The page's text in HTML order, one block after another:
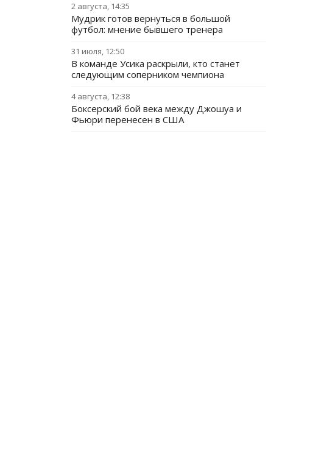
2 августа, 14:35
Мудрик готов вернуться в большой
футбол: мнение бывшего тренера
31 июля, 12:50
В команде Усика раскрыли, кто станет
следующим соперником чемпиона
4 августа, 12:38
Боксерский бой века между Джошуа и
Фьюри перенесен в США